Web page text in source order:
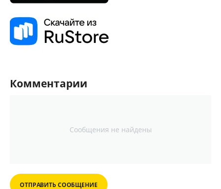
Комментарии
Сообщения не найдены
ОТПРАВИТЬ СООБЩЕНИЕ